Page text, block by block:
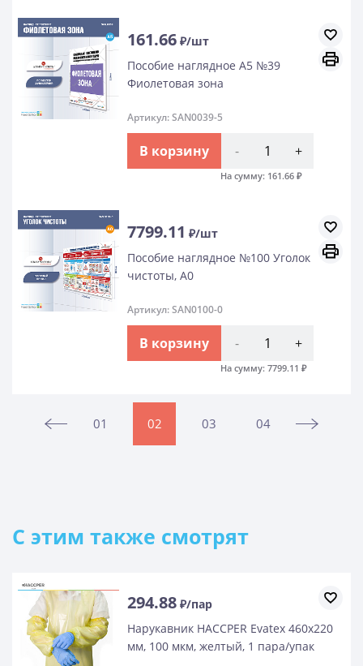
161.66 ₽/шт
Пособие наглядное А5 №39
Фиолетовая зона
Артикул: SAN0039-5
В корзину - +
На сумму: 161.66 ₽
7799.11 ₽/шт
Пособие наглядное №100 Уголок
чистоты, А0
Артикул: SAN0100-0
В корзину - +
На сумму: 7799.11 ₽
01 02 03 04
C этим также смотрят
294.88 ₽/пар
Нарукавник HACCPER Evatex 460х220
мм, 100 мкм, желтый, 1 пара/упак